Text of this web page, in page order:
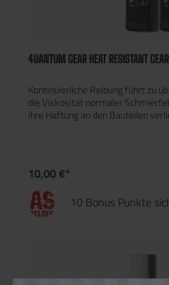
4UANTUM GEAR HEAT RESISTANT
Kontinuierliche Reibung führt zu
die Viskosität normaler
ihre Haftung an den Bauteilen
hitzebeständige Formel, die eine
Zahnrädern aufrechterhält, auch
hinaus, die die Getriebe erreichen
Schutz und Schmierung für Ihre
10,00 €*
10 Bonus Punkte